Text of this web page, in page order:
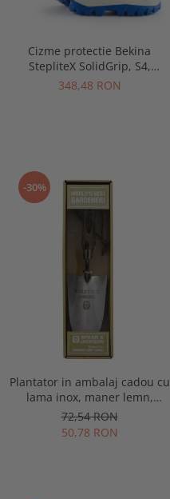
Cizme protectie Bekina
StepliteX SolidGrip, S4,
alb/albastru
348,48 RON
-30%
Plantator in ambalaj cadou cu
lama inox, maner lemn,
gravat World's Best Gardener,
Spear & Jackson
72,54 RON
50,78 RON